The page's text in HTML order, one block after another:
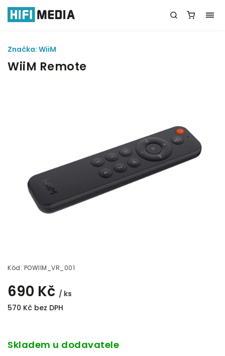
WiiM Remote
Kód: POWIIM_VR_001
690 Kč / ks
570 Kč bez DPH
Značka: WiiM
Skladem u dodavatele